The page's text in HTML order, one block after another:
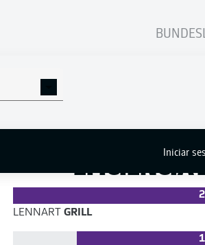
Iniciar
EFICIENCIA
LENNART GRILL